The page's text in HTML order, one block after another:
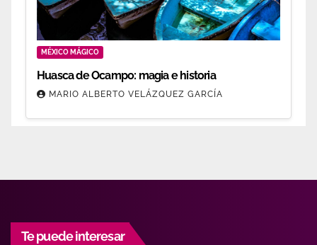
MÉXICO MÁGICO
Huasca de Ocampo: magia e historia
MARIO ALBERTO VELÁZQUEZ GARCÍA
Te puede interesar